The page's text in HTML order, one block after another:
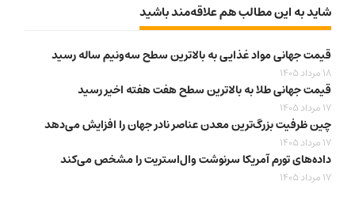
شاید به این مطالب هم علاقه‌مند باشید
قیمت جهانی مواد غذایی به بالاترین سطح سه‌ونیم ساله رسید
18 مرداد 1405
قیمت جهانی طلا به بالاترین سطح هفت هفته اخیر رسید
17 مرداد 1405
چین ظرفیت بزرگ‌ترین معدن عناصر نادر جهان را افزایش می‌دهد
17 مرداد 1405
داده‌های تورم آمریکا سرنوشت وال‌استریت را مشخص می‌کند
17 مرداد 1405